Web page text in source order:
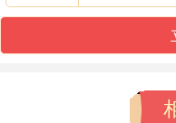
正南，岁破位在
择同自身发展成
（羊日）的日期,